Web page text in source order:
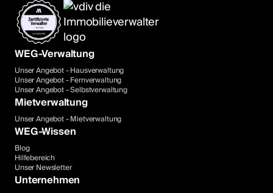
WEG-Verwaltung
Unser Angebot - Hausverwaltung
Unser Angebot - Fernverwaltung
Unser Angebot - Selbstverwaltung
Mietverwaltung
Unser Angebot - Mietverwaltung
WEG-Wissen
Blog
Hilfebereich
Unser Newsletter
Unternehmen